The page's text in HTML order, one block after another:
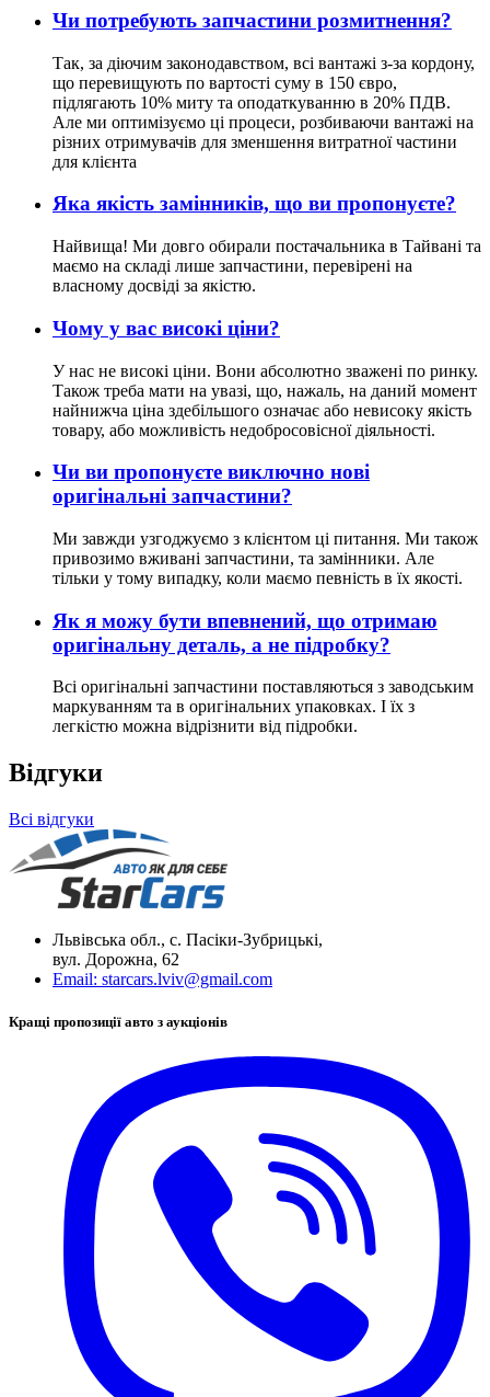
Чи потребують запчастини розмитнення?
Так, за діючим законодавством, всі вантажі з-за кордону,
що перевищують по вартості суму в 150 євро,
підлягають 10% миту та оподаткуванню в 20% ПДВ.
Але ми оптимізуємо ці процеси, розбиваючи вантажі на
різних отримувачів для зменшення витратної частини
для клієнта
Яка якість замінників, що ви пропонуєте?
Найвища! Ми довго обирали постачальника в Тайвані та
маємо на складі лише запчастини, перевірені на
власному досвіді за якістю.
Чому у вас високі ціни?
У нас не високі ціни. Вони абсолютно зважені по ринку.
Також треба мати на увазі, що, нажаль, на даний момент
найнижча ціна здебільшого означає або невисоку якість
товару, або можливість недобросовісної діяльності.
Чи ви пропонуєте виключно нові
оригінальні запчастини?
Ми завжди узгоджуємо з клієнтом ці питання. Ми також
привозимо вживані запчастини, та замінники. Але
тільки у тому випадку, коли маємо певність в їх якості.
Як я можу бути впевнений, що отримаю
оригінальну деталь, а не підробку?
Всі оригінальні запчастини поставляються з заводським
маркуванням та в оригінальних упаковках. І їх з
легкістю можна відрізнити від підробки.
Відгуки
Всі відгуки
Львівська обл., с. Пасіки-Зубрицькі,
вул. Дорожна, 62
Email: starcars.lviv@gmail.com
Кращі пропозиції авто з аукціонів